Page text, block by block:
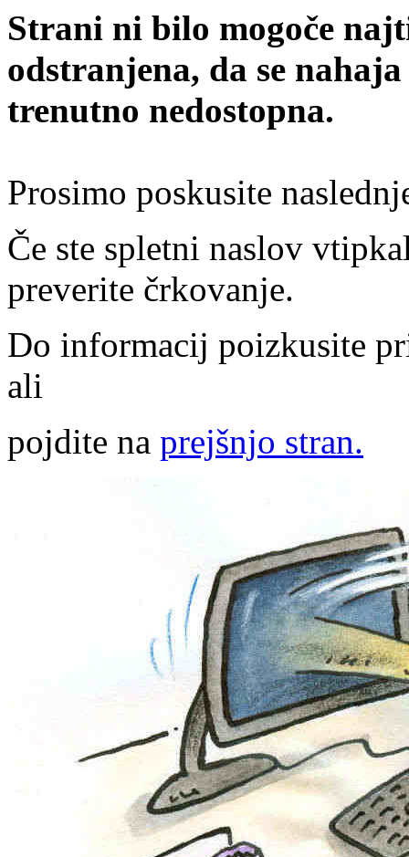
Strani ni bilo mogoče
odstranjena, da se
trenutno nedostopna.
Prosimo poskusite
Če ste spletni naslov
preverite črkovanje.
Do informacij poizkusite
ali
pojdite na prejšnjo stran.